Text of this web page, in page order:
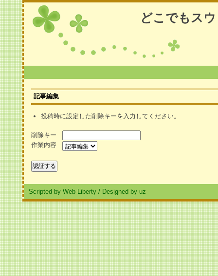
どこでもス
記事編集
投稿時に設定した削除キーを入力してください。
削除キー
作業内容
Scripted by Web Liberty / Designed by uz